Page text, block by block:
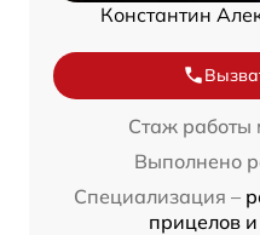
Константин
Стаж работы
Выполнено
Специализация –
прицелов